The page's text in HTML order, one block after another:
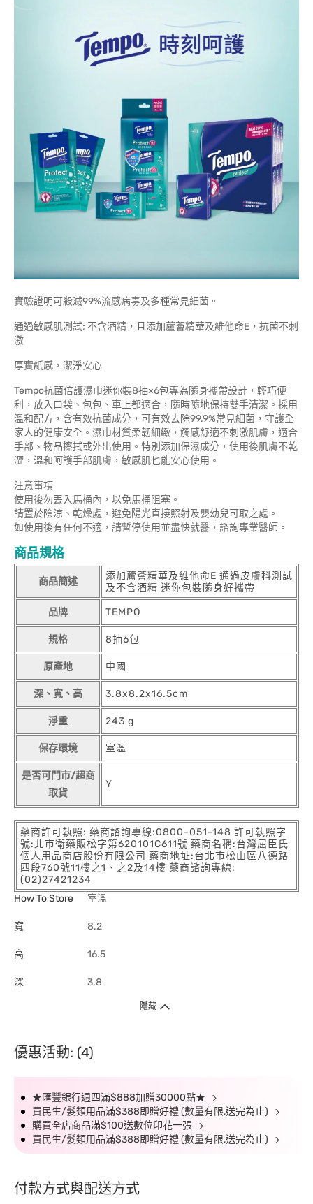
實驗證明可殺滅99%流感病毒及多種常見細菌。
通過敏感肌測試; 不含酒精，且添加蘆薈精華及維他命E，抗菌不刺
激
厚實紙感，潔淨安心
Tempo抗菌倍護濕巾迷你裝8抽×6包專為隨身攜帶設計，輕巧便
利，放入口袋、包包、車上都適合，隨時隨地保持雙手清潔。採用
溫和配方，含有效抗菌成分，可有效去除99.9%常見細菌，守護全
家人的健康安全。濕巾材質柔韌細緻，觸感舒適不刺激肌膚，適合
手部、物品擦拭或外出使用。特別添加保濕成分，使用後肌膚不乾
澀，溫和呵護手部肌膚，敏感肌也能安心使用。
注意事項
使用後勿丟入馬桶內，以免馬桶阻塞。
請置於陰涼、乾燥處，避免陽光直接照射及嬰幼兒可取之處。
如使用後有任何不適，請暫停使用並盡快就醫，諮詢專業醫師。
商品規格
商品簡述
添加蘆薈精華及維他命E 通過皮膚科測試
及不含酒精 迷你包裝隨身好攜帶
品牌 TEMPO
規格 8抽6包
原產地 中國
深、寬、高 3.8x8.2x16.5cm
淨重 243 g
保存環境 室溫
是否可門市/超商
取貨
Y
藥商許可執照: 藥商諮詢專線:0800-051-148 許可執照字
號:北市衛藥販松字第620101C611號 藥商名稱:台灣屈臣氏
個人用品商店股份有限公司 藥商地址:台北市松山區八德路
四段760號11樓之1、之2及14樓 藥商諮詢專線:
(02)27421234
How To Store
室溫
寬 8.2
高 16.5
深 3.8
隱藏
優惠活動: (4)
★匯豐銀行週四滿$888加贈30000點★
買民生/髮類用品滿$388即贈好禮 (數量有限,送完為止)
購買全店商品滿$100送數位印花一張
買民生/髮類用品滿$388即贈好禮 (數量有限,送完為止)
付款方式與配送方式